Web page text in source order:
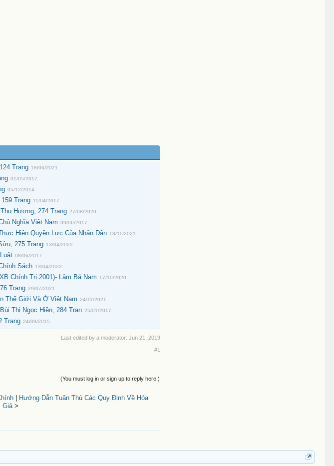
Trang 18/06/2021
01/05/2017
05/12/2014
Trang 11/04/2017
Hương, 274 Trang 27/08/2020
Nghĩa Việt Nam 09/06/2017
Hiện Quyền Lực Của Nhân Dân 13/11/2021
275 Trang 13/04/2022
08/06/2017
Sách 13/04/2022
Chính Trị 2001)- Lâm Bá Nam 17/10/2020
Trang 29/07/2021
Thế Giới Và Ở Việt Nam 24/11/2021
Thị Ngọc Hiền, 284 Tran 25/01/2017
Trang 24/09/2015
Last edited by a moderator: Jun 21, 2019
#1
(You must log in or sign up to reply here.)
Hướng Dẫn Tuân Thủ Các Quy Định Về Hóa
Giả>